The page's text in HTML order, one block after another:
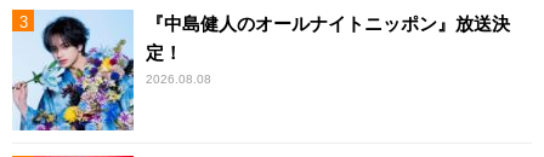
『中島健人のオールナイトニッポン』放送決
定！
2026.08.08